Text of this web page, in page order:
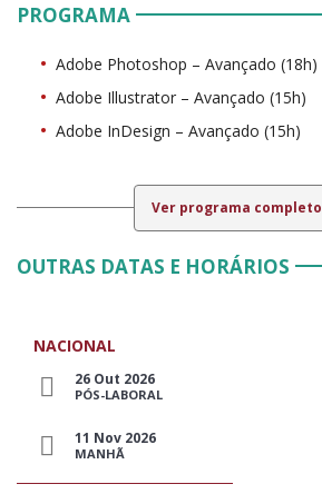
PROGRAMA
Adobe Photoshop – Avançado (18h)
Adobe Illustrator – Avançado (15h)
Adobe InDesign – Avançado (15h)
Ver programa completo
OUTRAS DATAS E HORÁRIOS
NACIONAL
26 Out 2026
PÓS-LABORAL
11 Nov 2026
MANHÃ